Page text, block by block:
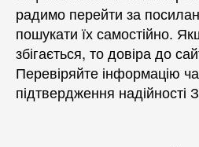
радимо перейти за
пошукати їх самостійно.
збігається, то довіра до
Перевіряйте інформацію
підтвердження надійності